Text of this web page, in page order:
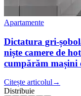
Apartamente
Dictatura gri-
niște camere de
cumpărăm mașini
Citește articolul →
Distribuie